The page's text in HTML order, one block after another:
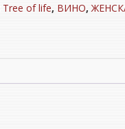
Tree of life, ВИНО,